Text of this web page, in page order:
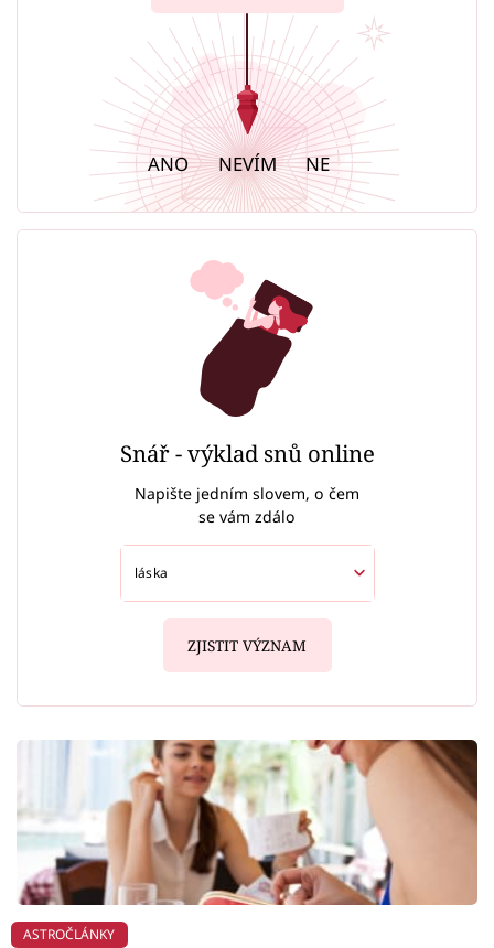
ANO NEVÍM NE
Snář - výklad snů online
Napište jedním slovem, o čem
se vám zdálo
ZJISTIT VÝZNAM
ASTROČLÁNKY